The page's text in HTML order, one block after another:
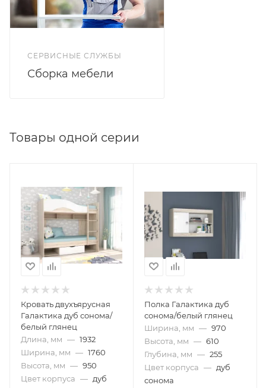
СЕРВИСНЫЕ СЛУЖБЫ
Сборка мебели
Товары одной серии
Кровать двухъярусная
Галактика дуб сонома/
белый глянец
Длина, мм — 1932
Ширина, мм — 1760
Высота, мм — 950
Цвет корпуса — дуб
Полка Галактика дуб
сонома/белый глянец
Ширина, мм — 970
Высота, мм — 610
Глубина, мм — 255
Цвет корпуса — дуб
сонома